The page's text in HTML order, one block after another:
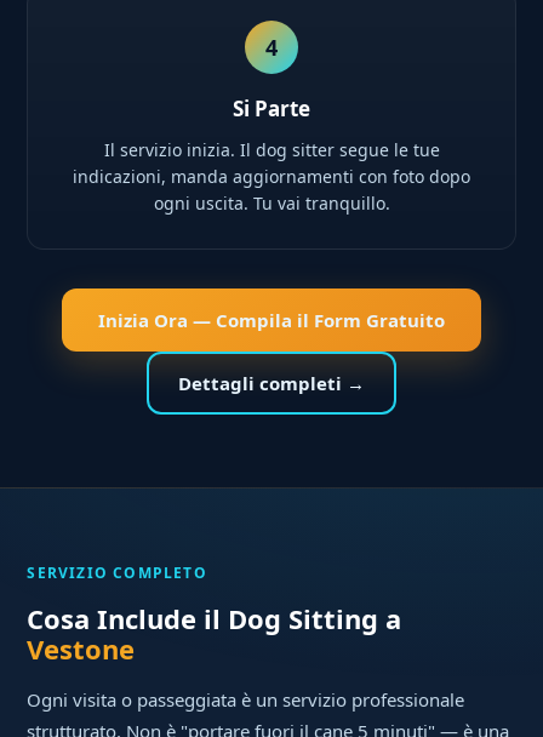
4
Si Parte
Il servizio inizia. Il dog sitter segue le tue
indicazioni, manda aggiornamenti con foto dopo
ogni uscita. Tu vai tranquillo.
Inizia Ora — Compila il Form Gratuito
Dettagli completi →
SERVIZIO COMPLETO
Cosa Include il Dog Sitting a
Vestone
Ogni visita o passeggiata è un servizio professionale
strutturato. Non è "portare fuori il cane 5 minuti" — è una